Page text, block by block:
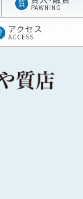
PAWNING
アクセス
ACCESS